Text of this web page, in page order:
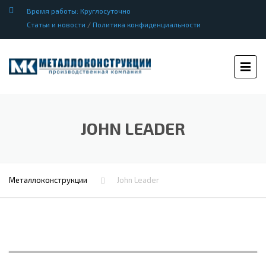
Время работы: Круглосуточно
Статьи и новости / Политика конфиденциальности
JOHN LEADER
Металлоконструкции John Leader